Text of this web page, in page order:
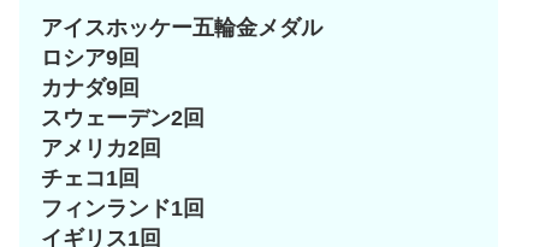
アイスホッケー五輪金メダル
ロシア9回
カナダ9回
スウェーデン2回
アメリカ2回
チェコ1回
フィンランド1回
イギリス1回